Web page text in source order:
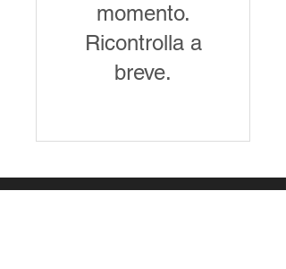
momento.
Ricontrolla a
breve.